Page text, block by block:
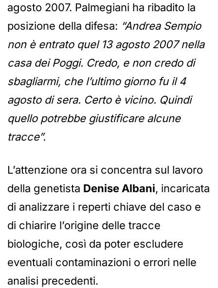
agosto 2007. Palmegiani ha ribadito la
posizione della difesa: “Andrea Sempio
non è entrato quel 13 agosto 2007 nella
casa dei Poggi. Credo, e non credo di
sbagliarmi, che l’ultimo giorno fu il 4
agosto di sera. Certo è vicino. Quindi
quello potrebbe giustificare alcune
tracce”.
L’attenzione ora si concentra sul lavoro
della genetista Denise Albani, incaricata
di analizzare i reperti chiave del caso e
di chiarire l’origine delle tracce
biologiche, così da poter escludere
eventuali contaminazioni o errori nelle
analisi precedenti.